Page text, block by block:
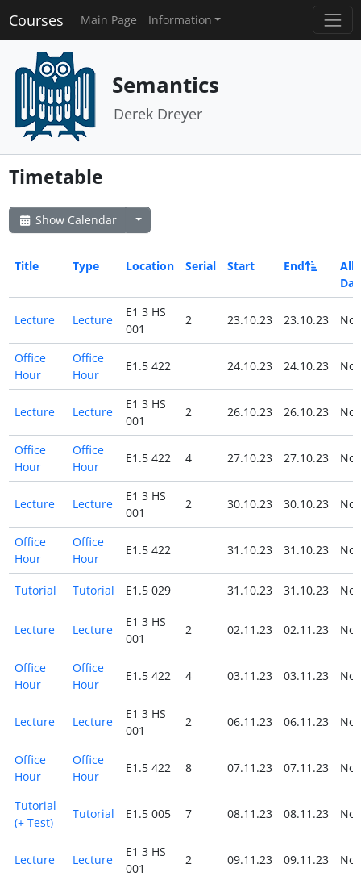
Courses Main Page Information
Semantics
Derek Dreyer
Timetable
Show Calendar
Title Type Location Serial Start End
All
Day
Lecture Lecture
E1 3 HS
001
2 23.10.23 23.10.23 No
Office
Hour
Office
Hour
E1.5 422 24.10.23 24.10.23 No
Lecture Lecture
E1 3 HS
001
2 26.10.23 26.10.23 No
Office
Hour
Office
Hour
E1.5 422 4 27.10.23 27.10.23 No
Lecture Lecture
E1 3 HS
001
2 30.10.23 30.10.23 No
Office
Hour
Office
Hour
E1.5 422 31.10.23 31.10.23 No
Tutorial Tutorial E1.5 029 31.10.23 31.10.23 No
Lecture Lecture
E1 3 HS
001
2 02.11.23 02.11.23 No
Office
Hour
Office
Hour
E1.5 422 4 03.11.23 03.11.23 No
Lecture Lecture
E1 3 HS
001
2 06.11.23 06.11.23 No
Office
Hour
Office
Hour
E1.5 422 8 07.11.23 07.11.23 No
Tutorial
(+ Test)
Tutorial E1.5 005 7 08.11.23 08.11.23 No
Lecture Lecture
E1 3 HS
001
2 09.11.23 09.11.23 No